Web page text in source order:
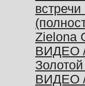
Zielona
ВИДЕО
ВИДЕО